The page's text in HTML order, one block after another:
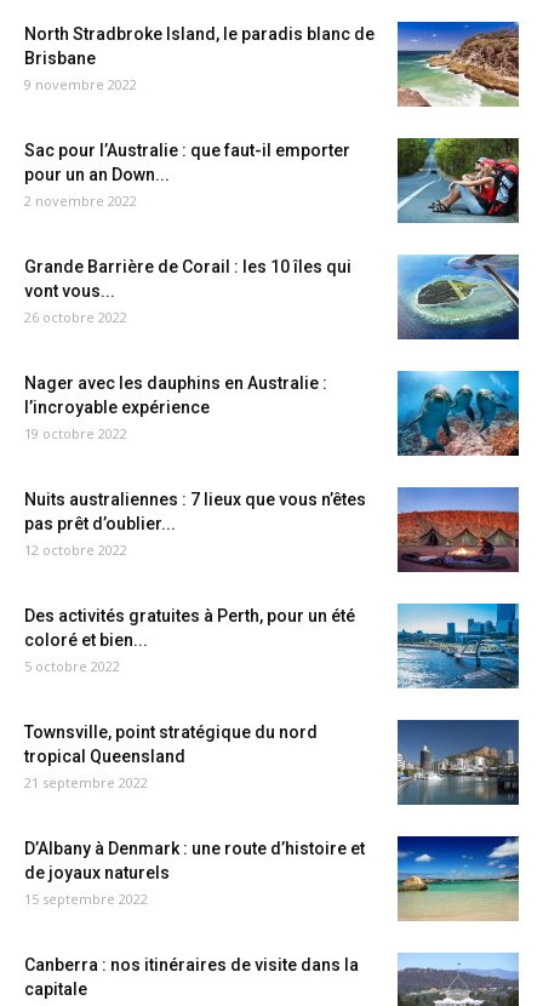
North Stradbroke Island, le paradis blanc de
Brisbane
9 novembre 2022
Sac pour l’Australie : que faut-il emporter
pour un an Down...
2 novembre 2022
Grande Barrière de Corail : les 10 îles qui
vont vous...
26 octobre 2022
Nager avec les dauphins en Australie :
l’incroyable expérience
19 octobre 2022
Nuits australiennes : 7 lieux que vous n’êtes
pas prêt d’oublier...
12 octobre 2022
Des activités gratuites à Perth, pour un été
coloré et bien...
5 octobre 2022
Townsville, point stratégique du nord
tropical Queensland
21 septembre 2022
D’Albany à Denmark : une route d’histoire et
de joyaux naturels
15 septembre 2022
Canberra : nos itinéraires de visite dans la
capitale